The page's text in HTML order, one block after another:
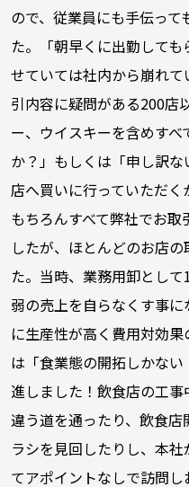
ので、従業員にも手伝っ
た。「朝早くに出勤して
せていては社内から崩れ
引内容に疑問がある200店
ー、ウイスキーを含めす
か？」もしくは「申し訳
店へ買いに行っていただく
もちろんすべて弊社でお
したが、ほとんどのお店
た。当時、業務用卸とし
弱の売上を自らなくす事
に生産性が高く費用対効
は「食業態の開拓しかな
進しました！飲食店の工
違う道を通ったり、飲食
ラシを見回したりし、本
てアポイントなしで訪問